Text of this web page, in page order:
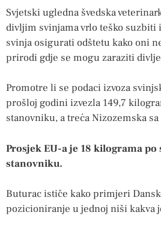
Svjetski ugledna švedska
divljim svinjama vrlo teško suzbiti
svinja osigurati odštetu kako oni
prirodi gdje se mogu zaraziti
Promotre li se podaci izvoza
prošloj godini izvezla 149,7
stanovniku, a treća Nizozemska
Prosjek EU-a je 18 kilograma
stanovniku.
Buturac ističe kako primjeri
pozicioniranje u jednoj niši kakva